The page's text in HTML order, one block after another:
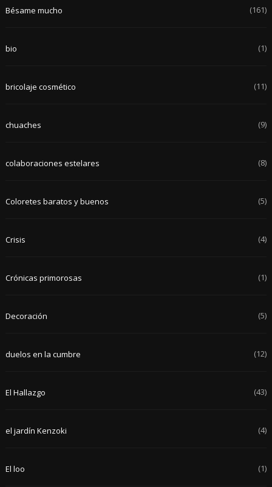
Bésame mucho (161)
bio (1)
bricolaje cosmético (11)
chuaches (9)
colaboraciones estelares (8)
Coloretes baratos y buenos (5)
Crisis (4)
Crónicas primorosas (1)
Decoración (5)
duelos en la cumbre (12)
El Hallazgo (43)
el jardín Kenzoki (4)
El loo (1)